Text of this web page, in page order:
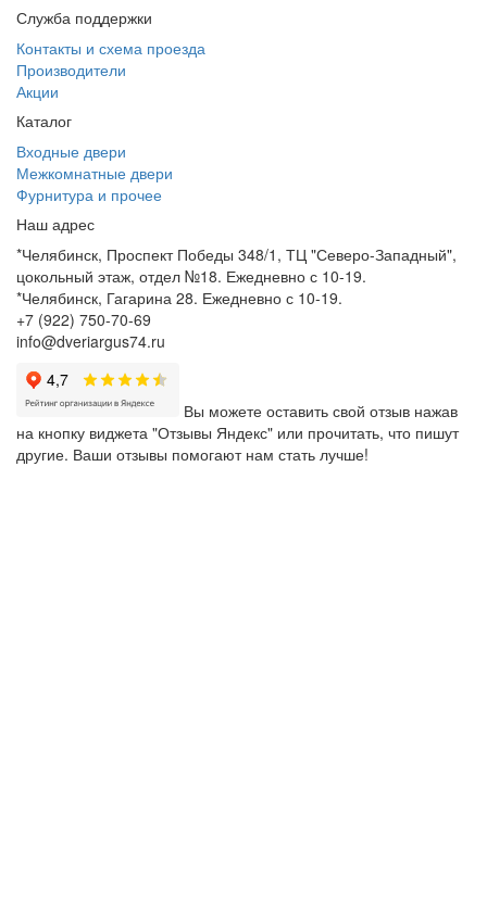
Служба поддержки
Контакты и схема проезда
Производители
Акции
Каталог
Входные двери
Межкомнатные двери
Фурнитура и прочее
Наш адрес
*Челябинск, Проспект Победы 348/1, ТЦ "Северо-Западный",
цокольный этаж, отдел №18. Ежедневно с 10-19.
*Челябинск, Гагарина 28. Ежедневно с 10-19.
+7 (922) 750-70-69
info@dveriargus74.ru
Вы можете оставить свой отзыв нажав
на кнопку виджета "Отзывы Яндекс" или прочитать, что пишут
другие. Ваши отзывы помогают нам стать лучше!